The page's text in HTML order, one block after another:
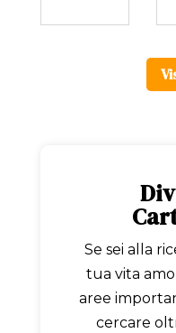
Se sei alla
tua vita
aree
cercare